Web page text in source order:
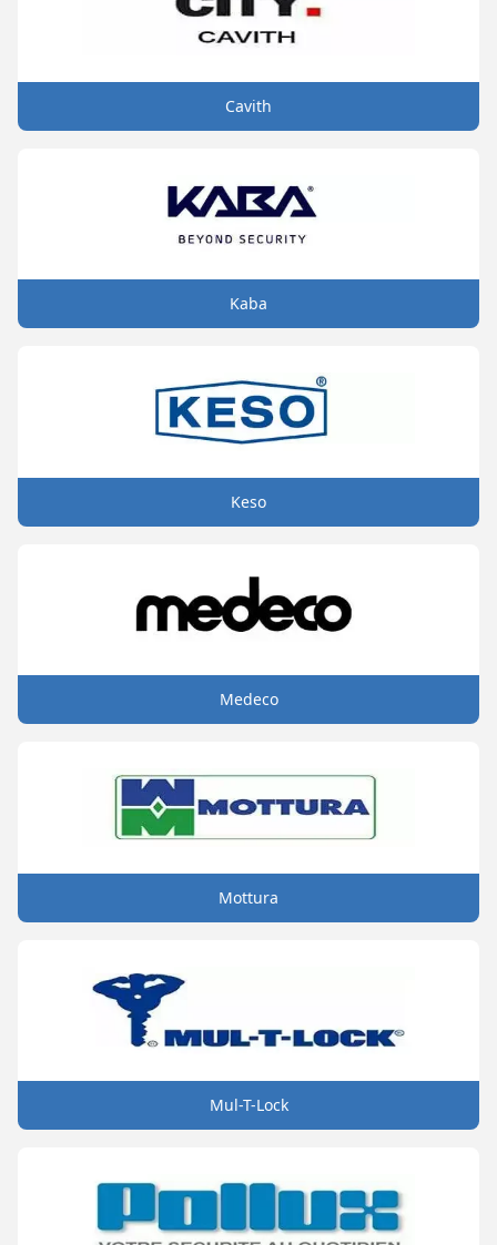
Cavith
Kaba
Keso
Medeco
Mottura
Mul-T-Lock